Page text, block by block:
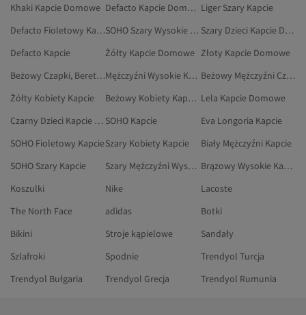
Khaki Kapcie Domowe
Defacto Kapcie Domowe Liger Szary Kapcie
Defacto Fioletowy Kapcie
SOHO Szary Wysokie Kapcie
Szary Dzieci Kapcie Domowe
Defacto Kapcie
Żółty Kapcie Domowe Złoty Kapcie Domowe
Beżowy Czapki, Berety I Rękawiczki
Mężczyźni Wysokie Kapcie
Beżowy Mężczyźni Czapki, Berety I Rękawiczki
Żółty Kobiety Kapcie
Beżowy Kobiety Kapcie Domowe Lela Kapcie Domowe
Czarny Dzieci Kapcie Domowe SOHO Kapcie
Eva Longoria Kapcie
SOHO Fioletowy KapcieSzary Kobiety Kapcie
Biały Mężczyźni Kapcie
SOHO Szary Kapcie
Szary Mężczyźni Wysokie Kapcie
Brązowy Wysokie Kapcie
Koszulki
Nike
Lacoste
The North Face
adidas
Botki
Bikini
Stroje kąpielowe
Sandały
Szlafroki
Spodnie
Trendyol Turcja
Trendyol Bułgaria
Trendyol Grecja Trendyol Rumunia